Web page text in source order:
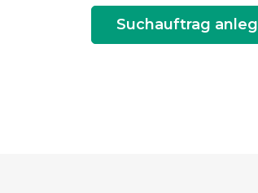
Suchauftrag